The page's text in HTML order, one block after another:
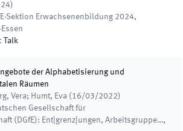
)
Sektion Erwachsenenbildung 2024,
Talk
der Alphabetisierung und
Räumen
Vera; Humt, Eva ( 16/03/2022)
Gesellschaft für
(DGfE): Ent|grenz|ungen, Arbeitsgruppe…,